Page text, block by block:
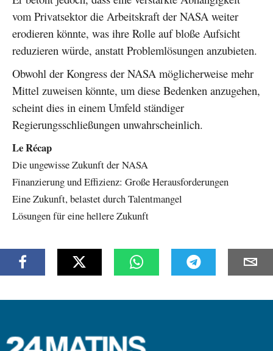
vom Privatsektor die Arbeitskraft der NASA weiter
erodieren könnte, was ihre Rolle auf bloße Aufsicht
reduzieren würde, anstatt Problemlösungen anzubieten.
Obwohl der Kongress der NASA möglicherweise mehr
Mittel zuweisen könnte, um diese Bedenken anzugehen,
scheint dies in einem Umfeld ständiger
Regierungsschließungen unwahrscheinlich.
Le Récap
Die ungewisse Zukunft der NASA
Finanzierung und Effizienz: Große Herausforderungen
Eine Zukunft, belastet durch Talentmangel
Lösungen für eine hellere Zukunft